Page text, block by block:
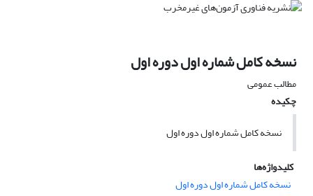
نسخه کامل شماره اول دوره اول
مطالب عمومی
چکیده
نسخه کامل شماره اول دوره اول
کلیدواژه‌ها
نسخه کامل شماره اول دوره اول